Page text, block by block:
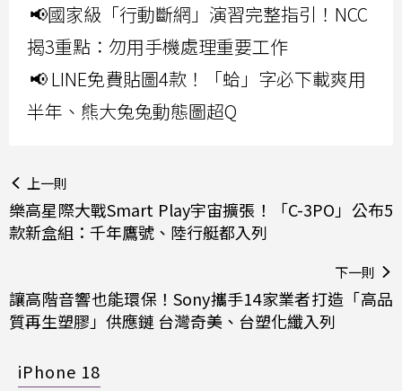
📢國家級「行動斷網」演習完整指引！NCC
揭3重點：勿用手機處理重要工作
📢 LINE免費貼圖4款！「蛤」字必下載爽用
半年、熊大兔兔動態圖超Q
上一則
樂高星際大戰Smart Play宇宙擴張！「C-3PO」公布5
款新盒組：千年鷹號、陸行艇都入列
下一則
讓高階音響也能環保！Sony攜手14家業者打造「高品
質再生塑膠」供應鏈 台灣奇美、台塑化纖入列
iPhone 18